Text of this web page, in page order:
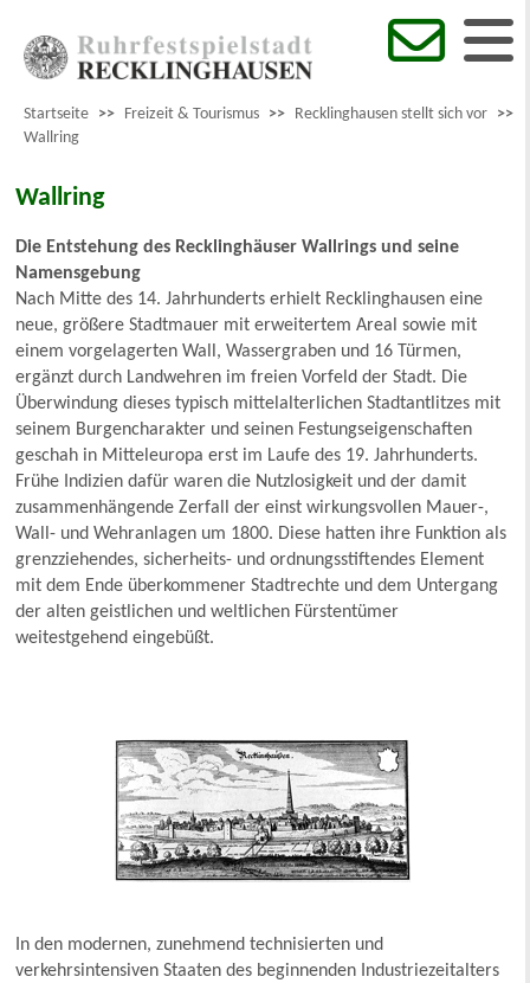
Startseite >> Freizeit & Tourismus >> Recklinghausen stellt sich vor >>
Wallring
Wallring
Die Entstehung des Recklinghäuser Wallrings und seine
Namensgebung
Nach Mitte des 14. Jahrhunderts erhielt Recklinghausen eine
neue, größere Stadtmauer mit erweitertem Areal sowie mit
einem vorgelagerten Wall, Wassergraben und 16 Türmen,
ergänzt durch Landwehren im freien Vorfeld der Stadt. Die
Überwindung dieses typisch mittelalterlichen Stadtantlitzes mit
seinem Burgencharakter und seinen Festungseigenschaften
geschah in Mitteleuropa erst im Laufe des 19. Jahrhunderts.
Frühe Indizien dafür waren die Nutzlosigkeit und der damit
zusammenhängende Zerfall der einst wirkungsvollen Mauer-,
Wall- und Wehranlagen um 1800. Diese hatten ihre Funktion als
grenzziehendes, sicherheits- und ordnungsstiftendes Element
mit dem Ende überkommener Stadtrechte und dem Untergang
der alten geistlichen und weltlichen Fürstentümer
weitestgehend eingebüßt.
In den modernen, zunehmend technisierten und
verkehrsintensiven Staaten des beginnenden Industriezeitalters